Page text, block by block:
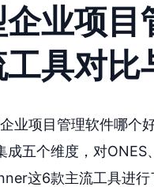
业项
具对比
业项目管理软件哪个
成五个维度，对
这6款主流工具进行